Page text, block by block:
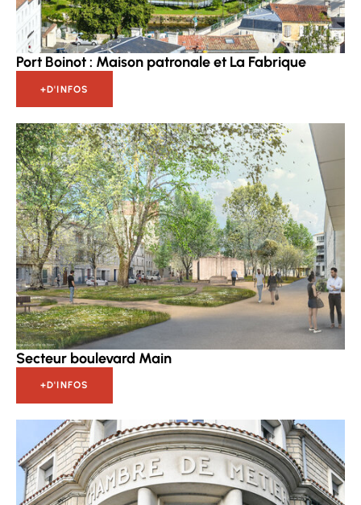
Port Boinot : Maison patronale et La Fabrique
+D'INFOS
Secteur boulevard Main
+D'INFOS